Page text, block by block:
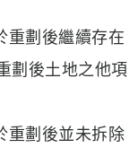
重劃後繼續存在
劃後土地之他項
重劃後並未拆除